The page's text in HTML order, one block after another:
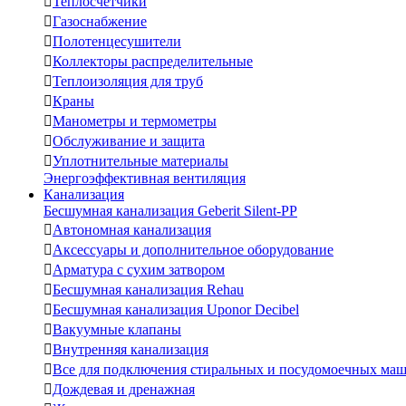
Газоснабжение
Полотенцесушители
Коллекторы распределительные
Теплоизоляция для труб
Краны
Манометры и термометры
Обслуживание и защита
Уплотнительные материалы
Энергоэффективная вентиляция
Канализация
Бесшумная канализация Geberit Silent-PP
Автономная канализация
Аксессуары и дополнительное оборудование
Арматура с сухим затвором
Бесшумная канализация Rehau
Бесшумная канализация Uponor Decibel
Вакуумные клапаны
Внутренняя канализация
Все для подключения стиральных и посудомоечных
Дождевая и дренажная